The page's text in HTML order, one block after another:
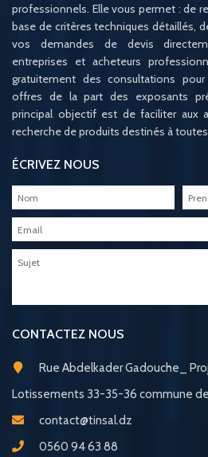
professionnels. Elle vous permet : de
base de critères techniques détaillés,
vos demandes de devis
entreprises et acheteurs
gratuitement des consultations
offres de la part des exposants
principal objectif est de faciliter aux
recherche de produits destinés à
ÉCRIVEZ NOUS
CONTACTEZ NOUS
Rue Abdelkader Gadouche_
Lotissements 33-35-36 commune de
contact@tinsal.dz
0560 94 63 88